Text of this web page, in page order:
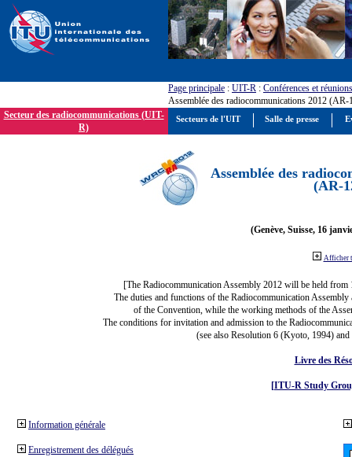
Page principale : UIT-R : Conférences et réunions
Assemblée des radiocommunications 2012 (AR-
Secteur des radiocommunications (UIT-
R)
Assemblée des
(AR-
(Genève, Suisse, 16
Afficher
[The Radiocommunication Assembly 2012 will be held
The duties and functions of the Radiocommunication
of the Convention, while the working methods of the
The conditions for invitation and admission to the
(see also Resolution 6 (Kyoto, 1994)
Livre des
[ITU-R Study
Information générale
Enregistrement des délégués
Secteurs de l'UIT Salle de presse